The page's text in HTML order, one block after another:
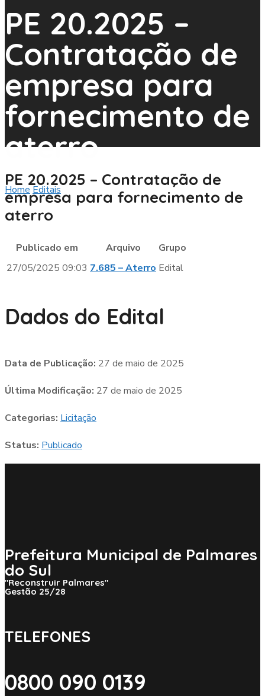
PE 20.2025 –
Contratação de
empresa para
fornecimento de
aterro
HomeEditais PE 20.2025 – Contratação de empresa para
fornecimento de aterro
PE 20.2025 – Contratação de
empresa para fornecimento de
aterro
Publicado em Arquivo
Grupo
27/05/2025 09:03 7.685 – Aterro Edital
Dados do Edital
Data de Publicação: 27 de maio de 2025
Última Modificação: 27 de maio de 2025
Categorias: Licitação
Status: Publicado
Prefeitura Municipal de Palmares
do Sul
"Reconstruir Palmares"
Gestão 25/28
TELEFONES
0800 090 0139